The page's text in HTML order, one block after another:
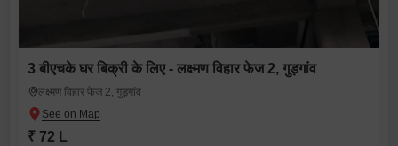
3 बीएचके घर बिक्री के लिए - लक्ष्मण विहार फेज 2, गुड़गांव
लक्ष्मण विहार फेज 2, गुड़गांव
₹ 72 L